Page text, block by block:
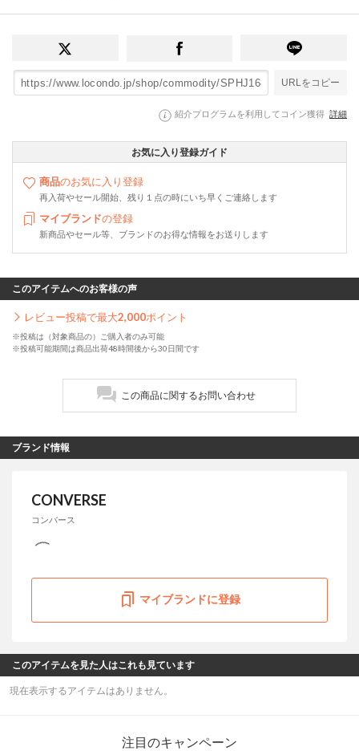
URLをコピー
紹介プログラムを利用してコイン獲得 詳細
お気に入り登録ガイド
商品のお気に入り登録
再入荷やセール開始、残り１点の時にいち早くご連絡します
マイブランドの登録
新商品やセール等、ブランドのお得な情報をお送りします
このアイテムへのお客様の声
レビュー投稿で最大2,000ポイント
※投稿は（対象商品の）ご購入者のみ可能
※投稿可能期間は商品出荷48時間後から30日間です
この商品に関するお問い合わせ
ブランド情報
CONVERSE
コンバース
マイブランドに登録
このアイテムを見た人はこれも見ています
現在表示するアイテムはありません。
注目のキャンペーン